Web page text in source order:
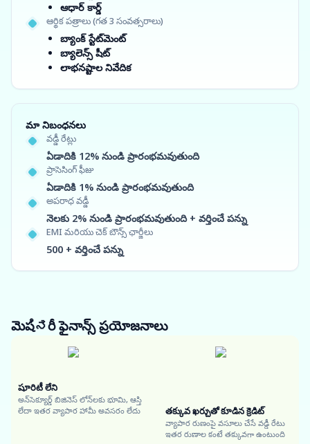
ఆధార్ కార్డ్
ఆర్థిక పత్రాలు (గత 3 సంవత్సరాలు)
బ్యాంక్ స్టేట్‌మెంట్
బ్యాలెన్స్ షీట్
లాభనష్టాల నివేదిక
మా నిబంధనలు
వడ్డీ రేట్లు
ఏడాదికి 12% నుండి ప్రారంభమవుతుంది
ప్రాసెసింగ్ ఫీజు
ఏడాదికి 1% నుండి ప్రారంభమవుతుంది
అపరాధ వడ్డీ
నెలకు 2% నుండి ప్రారంభమవుతుంది + వర్తించే పన్ను
EMI మరియు చెక్ బౌన్స్ ఛార్జీలు
500 + వర్తించే పన్ను
మెషಿನరీ ఫైనాన్స్ప్రయోజనాలు
షూరిటీ లేని
అన్‌సెక్యూర్డ్ బిజినెస్ లోన్‌లకు భూమి, ఆస్తి
లేదా ఇతర వ్యాపార హామీ అవసరం లేదు
తక్కువ ఖర్చుతో కూడిన క్రెడిట్
వ్యాపార రుణంపై వసూలు చేసే వడ్డీ రేటు
ఇతర రుణాల కంటే తక్కువగా ఉంటుంది